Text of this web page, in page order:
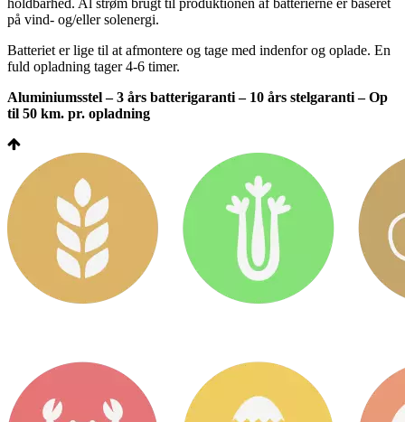
holdbarhed. Al strøm brugt til produktionen af batterierne er baseret
på vind- og/eller solenergi.
Batteriet er lige til at afmontere og tage med indenfor og oplade. En
fuld opladning tager 4-6 timer.
Aluminiumsstel – 3 års batterigaranti – 10 års stelgaranti – Op
til 50 km. pr. opladning